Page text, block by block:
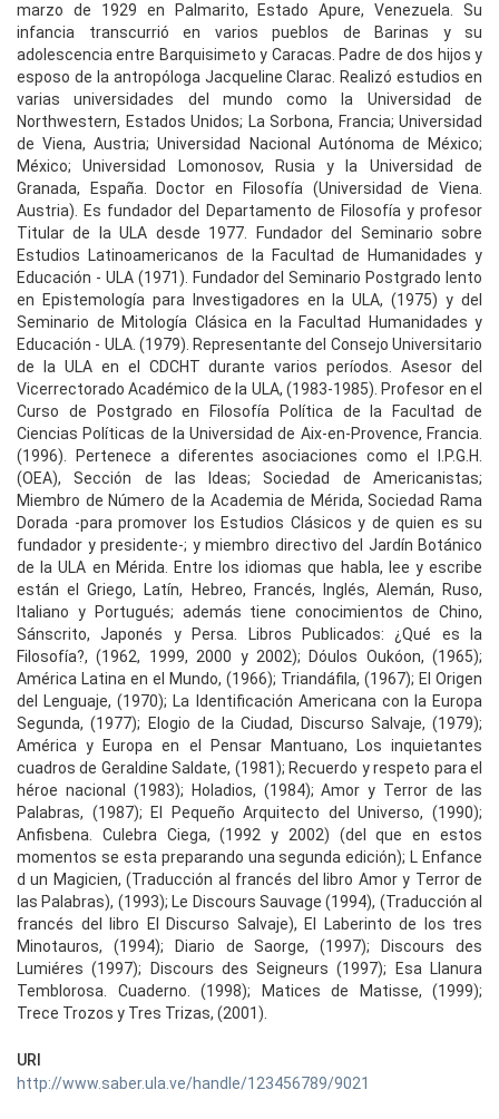
marzo de 1929 en Palmarito, Estado Apure, Venezuela. Su
infancia transcurrió en varios pueblos de Barinas y su
adolescencia entre Barquisimeto y Caracas. Padre de dos hijos y
esposo de la antropóloga Jacqueline Clarac. Realizó estudios en
varias universidades del mundo como la Universidad de
Northwestern, Estados Unidos; La Sorbona, Francia; Universidad
de Viena, Austria; Universidad Nacional Autónoma de México;
México; Universidad Lomonosov, Rusia y la Universidad de
Granada, España. Doctor en Filosofía (Universidad de Viena.
Austria). Es fundador del Departamento de Filosofía y profesor
Titular de la ULA desde 1977. Fundador del Seminario sobre
Estudios Latinoamericanos de la Facultad de Humanidades y
Educación - ULA (1971). Fundador del Seminario Postgrado lento
en Epistemología para Investigadores en la ULA, (1975) y del
Seminario de Mitología Clásica en la Facultad Humanidades y
Educación - ULA. (1979). Representante del Consejo Universitario
de la ULA en el CDCHT durante varios períodos. Asesor del
Vicerrectorado Académico de la ULA, (1983-1985). Profesor en el
Curso de Postgrado en Filosofía Política de la Facultad de
Ciencias Políticas de la Universidad de Aix-en-Provence, Francia.
(1996). Pertenece a diferentes asociaciones como el I.P.G.H.
(OEA), Sección de las Ideas; Sociedad de Americanistas;
Miembro de Número de la Academia de Mérida, Sociedad Rama
Dorada -para promover los Estudios Clásicos y de quien es su
fundador y presidente-; y miembro directivo del Jardín Botánico
de la ULA en Mérida. Entre los idiomas que habla, lee y escribe
están el Griego, Latín, Hebreo, Francés, Inglés, Alemán, Ruso,
Italiano y Portugués; además tiene conocimientos de Chino,
Sánscrito, Japonés y Persa. Libros Publicados: ¿Qué es la
Filosofía?, (1962, 1999, 2000 y 2002); Dóulos Oukóon, (1965);
América Latina en el Mundo, (1966); Triandáfila, (1967); El Origen
del Lenguaje, (1970); La Identificación Americana con la Europa
Segunda, (1977); Elogio de la Ciudad, Discurso Salvaje, (1979);
América y Europa en el Pensar Mantuano, Los inquietantes
cuadros de Geraldine Saldate, (1981); Recuerdo y respeto para el
héroe nacional (1983); Holadios, (1984); Amor y Terror de las
Palabras, (1987); El Pequeño Arquitecto del Universo, (1990);
Anfisbena. Culebra Ciega, (1992 y 2002) (del que en estos
momentos se esta preparando una segunda edición); L Enfance
d un Magicien, (Traducción al francés del libro Amor y Terror de
las Palabras), (1993); Le Discours Sauvage (1994), (Traducción al
francés del libro El Discurso Salvaje), El Laberinto de los tres
Minotauros, (1994); Diario de Saorge, (1997); Discours des
Lumiéres (1997); Discours des Seigneurs (1997); Esa Llanura
Temblorosa. Cuaderno. (1998); Matices de Matisse, (1999);
Trece Trozos y Tres Trizas, (2001).
URI
http://www.saber.ula.ve/handle/123456789/9021